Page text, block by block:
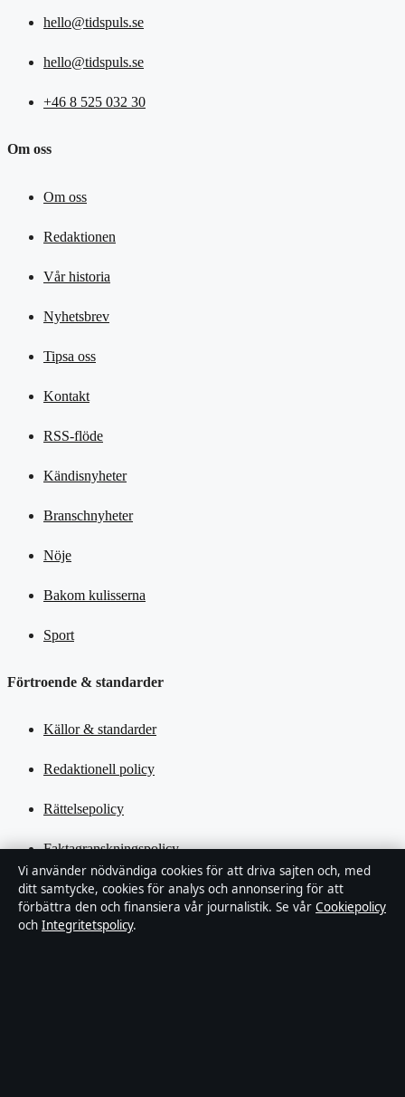
hello@tidspuls.se
hello@tidspuls.se
+46 8 525 032 30
Om oss
Om oss
Redaktionen
Vår historia
Nyhetsbrev
Tipsa oss
Kontakt
RSS-flöde
Kändisnyheter
Branschnyheter
Nöje
Bakom kulisserna
Sport
Förtroende & standarder
Källor & standarder
Redaktionell policy
Rättelsepolicy
Faktagranskningspolicy
Ägande & finansiering
Integritetspolicy
Vi använder nödvändiga cookies för att driva sajten och, med
ditt samtycke, cookies för analys och annonsering för att
förbättra den och finansiera vår journalistik. Se vår Cookiepolicy
och Integritetspolicy.